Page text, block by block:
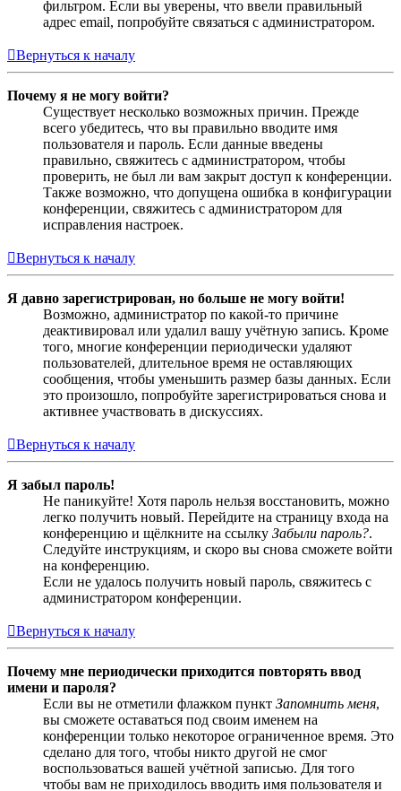
фильтром. Если вы уверены, что ввели правильный
адрес email, попробуйте связаться с администратором.
Вернуться к началу
Почему я не могу войти?
Существует несколько возможных причин. Прежде
всего убедитесь, что вы правильно вводите имя
пользователя и пароль. Если данные введены
правильно, свяжитесь с администратором, чтобы
проверить, не был ли вам закрыт доступ к конференции.
Также возможно, что допущена ошибка в конфигурации
конференции, свяжитесь с администратором для
исправления настроек.
Вернуться к началу
Я давно зарегистрирован, но больше не могу войти!
Возможно, администратор по какой-то причине
деактивировал или удалил вашу учётную запись. Кроме
того, многие конференции периодически удаляют
пользователей, длительное время не оставляющих
сообщения, чтобы уменьшить размер базы данных. Если
это произошло, попробуйте зарегистрироваться снова и
активнее участвовать в дискуссиях.
Вернуться к началу
Я забыл пароль!
Не паникуйте! Хотя пароль нельзя восстановить, можно
легко получить новый. Перейдите на страницу входа на
конференцию и щёлкните на ссылку Забыли пароль?.
Следуйте инструкциям, и скоро вы снова сможете войти
на конференцию.
Если не удалось получить новый пароль, свяжитесь с
администратором конференции.
Вернуться к началу
Почему мне периодически приходится повторять ввод
имени и пароля?
Если вы не отметили флажком пункт Запомнить меня,
вы сможете оставаться под своим именем на
конференции только некоторое ограниченное время. Это
сделано для того, чтобы никто другой не смог
воспользоваться вашей учётной записью. Для того
чтобы вам не приходилось вводить имя пользователя и